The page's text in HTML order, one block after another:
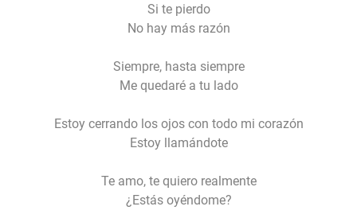
Si te pierdo
No hay más razón
Siempre, hasta siempre
Me quedaré a tu lado
Estoy cerrando los ojos con todo mi corazón
Estoy llamándote
Te amo, te quiero realmente
¿Estás oyéndome?